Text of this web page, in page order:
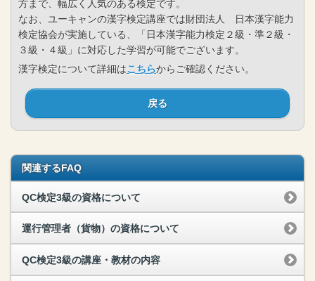
方まで、幅広く人気のある検定です。
なお、ユーキャンの漢字検定講座では財団法人 日本漢字能力
検定協会が実施している、「日本漢字能力検定２級・準２級・
３級・４級」に対応した学習が可能でございます。
漢字検定について詳細はこちらからご確認ください。
戻る
関連するFAQ
QC検定3級の資格について
運行管理者（貨物）の資格について
QC検定3級の講座・教材の内容